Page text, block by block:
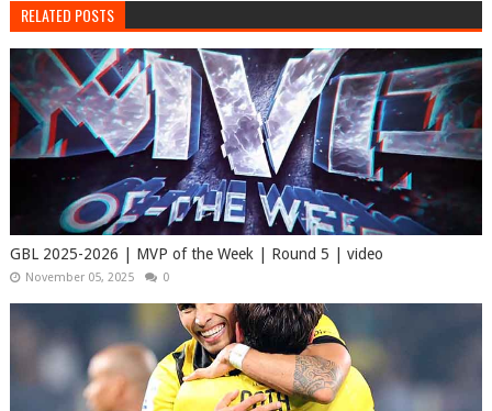
RELATED POSTS
GBL 2025-2026 | MVP of the Week | Round 5 | video
November 05, 2025 0